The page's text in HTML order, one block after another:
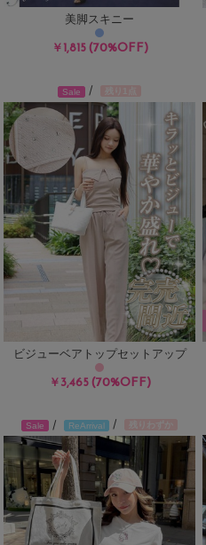
美脚スキニー
￥1,815(70%OFF)
Sale /
ビジューベアトップセットアップ
￥3,465(70%OFF)
Sale / ReArrival /